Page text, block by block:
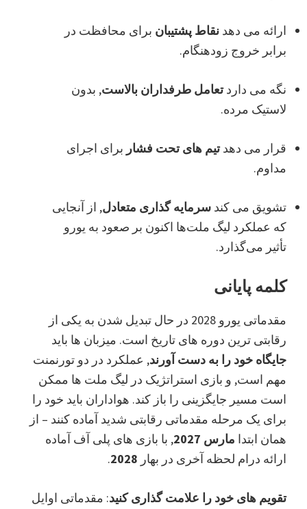
ارائه می دهد نقاط پشتیبان برای محافظت در
برابر خروج زودهنگام.
نگه می داردتعامل طرفداران بالاست, بدون
لاستیک مرده.
قرار می دهدتیم های تحت فشار برای اجرای
مداوم.
تشویق می کند سرمایه گذاری متعادل, از آنجایی
که عملکرد لیگ ملت‌ها اکنون بر صعود به یورو
تأثیر می‌گذارد.
کلمه پایانی
مقدماتی یورو 2028 در حال تبدیل شدن به یکی از
رقابتی ترین دوره های تاریخ است. میزبان ها باید
جایگاه خود را به دست آورند, عملکرد در دو تورنمنت
مهم است, و بازی استراتژیک در لیگ ملت ها ممکن
است مسیر جایگزینی را باز کند. هواداران باید خود را
برای یک مرحله مقدماتی رقابتی شدید آماده کنند – از
همان ابتدا مارس 2027
, با بازی های پلی آف آماده
ارائه درام لحظه آخری در بهار 2028
.
تقویم های خود را علامت گذاری کنید: مقدماتی اوایل